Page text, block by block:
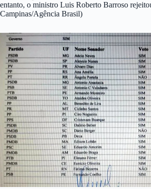
entanto, o ministro Luis Roberto Barroso
Campinas/Agência Brasil)